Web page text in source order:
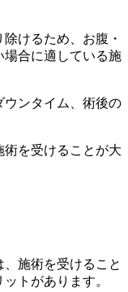
けるため、お腹・
場合に適している施
ウンタイム、術後の
術を受けることが大
施術を受けること
トがあります。